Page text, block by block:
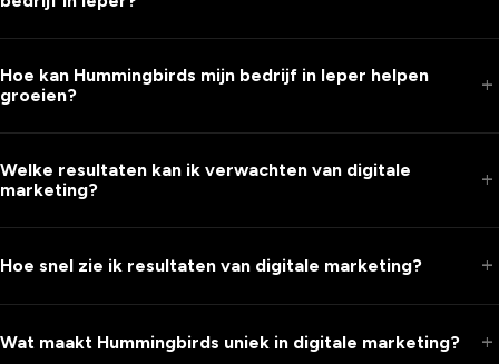
Hoe kan Hummingbirds mijn bedrijf in Ieper helpen
groeien?
add
Welke resultaten kan ik verwachten van digitale
marketing?
add
Hoe snel zie ik resultaten van digitale marketing? add
Wat maakt Hummingbirds uniek in digitale marketing? add